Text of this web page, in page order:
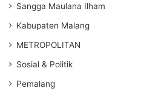
Sangga Maulana Ilham
Kabupaten Malang
METROPOLITAN
Sosial & Politik
Pemalang